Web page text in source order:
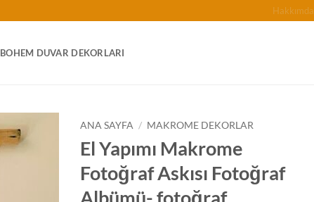
Hakkımda
BOHEM DUVAR DEKORLARI
ANA SAYFA / MAKROME DEKORLAR
El Yapımı Makrome
Fotoğraf Askısı Fotoğraf
Albümü- fotoğraf